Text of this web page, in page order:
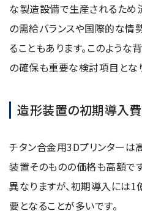
な製造設備で生産されるため
の需給バランスや国際的な情
ることもあります。このよう
の確保も重要な検討項目とな
造形装置の初期導入
チタン合金用3Dプリンターは
装置そのものの価格も高額で
異なりますが、初期導入には
要となることが多いです。